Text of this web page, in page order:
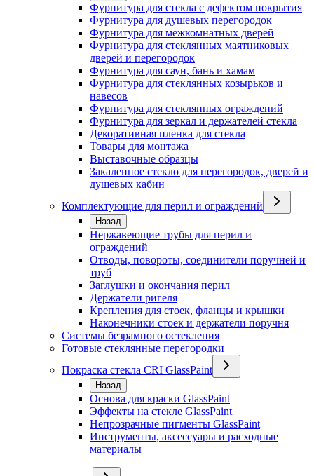
Фурнитура для стекла с дефектом покрытия
Фурнитура для душевых перегородок
Фурнитура для межкомнатных дверей
Фурнитура для стеклянных маятниковых
дверей и перегородок
Фурнитура для саун, бань и хамам
Фурнитура для стеклянных козырьков и
навесов
Фурнитура для стеклянных ограждений
Фурнитура для зеркал и держателей стекла
Декоративная пленка для стекла
Товары для монтажа
Выставочные образцы
Закаленное стекло для перегородок, дверей и
душевых кабин
Комплектующие для перил и ограждений
Назад
Нержавеющие трубы для перил и
ограждений
Отводы, повороты, соединители поручней и
труб
Заглушки и окончания перил
Держатели ригеля
Крепления для стоек, фланцы и крышки
Наконечники стоек и держатели поручня
Системы безрамного остекления
Готовые стеклянные перегородки
Покраска стекла CRI GlassPaint
Назад
Основа для краски GlassPaint
Эффекты на стекле GlassPaint
Непрозрачные пигменты GlassPaint
Инструменты, аксессуары и расходные
материалы